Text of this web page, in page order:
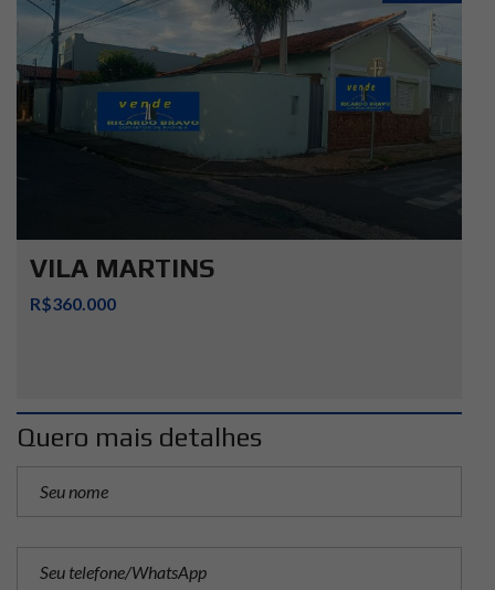
VILA MARTINS
R$360.000
Quero mais detalhes